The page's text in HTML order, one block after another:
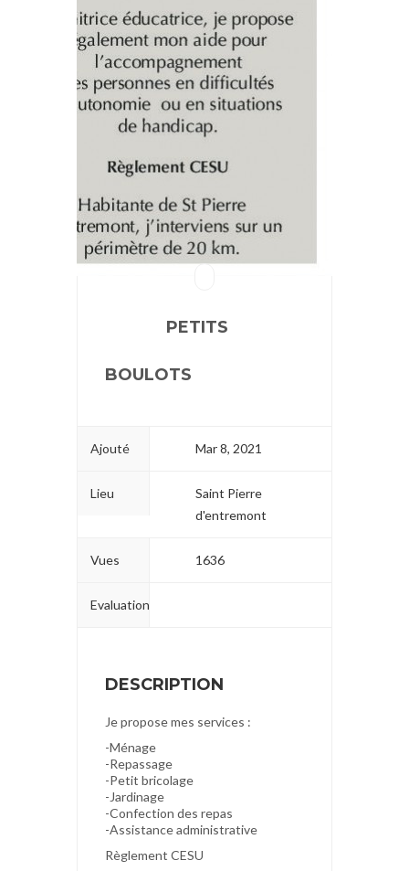
PETITS
BOULOTS
Ajouté Mar 8, 2021
Lieu
Saint Pierre
d'entremont
Vues 1636
Evaluation
DESCRIPTION
Je propose mes services :
-Ménage
-Repassage
-Petit bricolage
-Jardinage
-Confection des repas
-Assistance administrative
Règlement CESU